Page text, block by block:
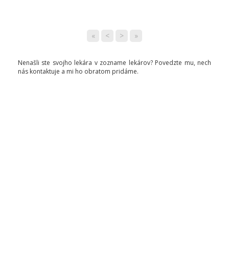
« < > »
Nenašli ste svojho lekára v zozname lekárov? Povedzte mu, nech
nás kontaktuje a mi ho obratom pridáme.